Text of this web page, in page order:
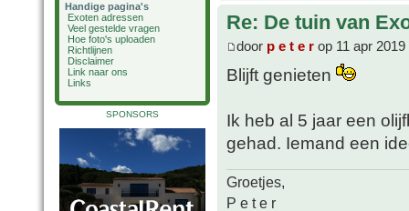
Handige pagina's
Exoten adressen
Veel gestelde vragen
Hoe foto's uploaden
Richtlijnen
Disclaimer
Link naar ons
Links
SPONSORS
Re: De tuin van
door p e t e r op 11 apr 2019
Blijft genieten
Ik heb al 5 jaar een
gehad. Iemand een
Groetjes,
P e t e r